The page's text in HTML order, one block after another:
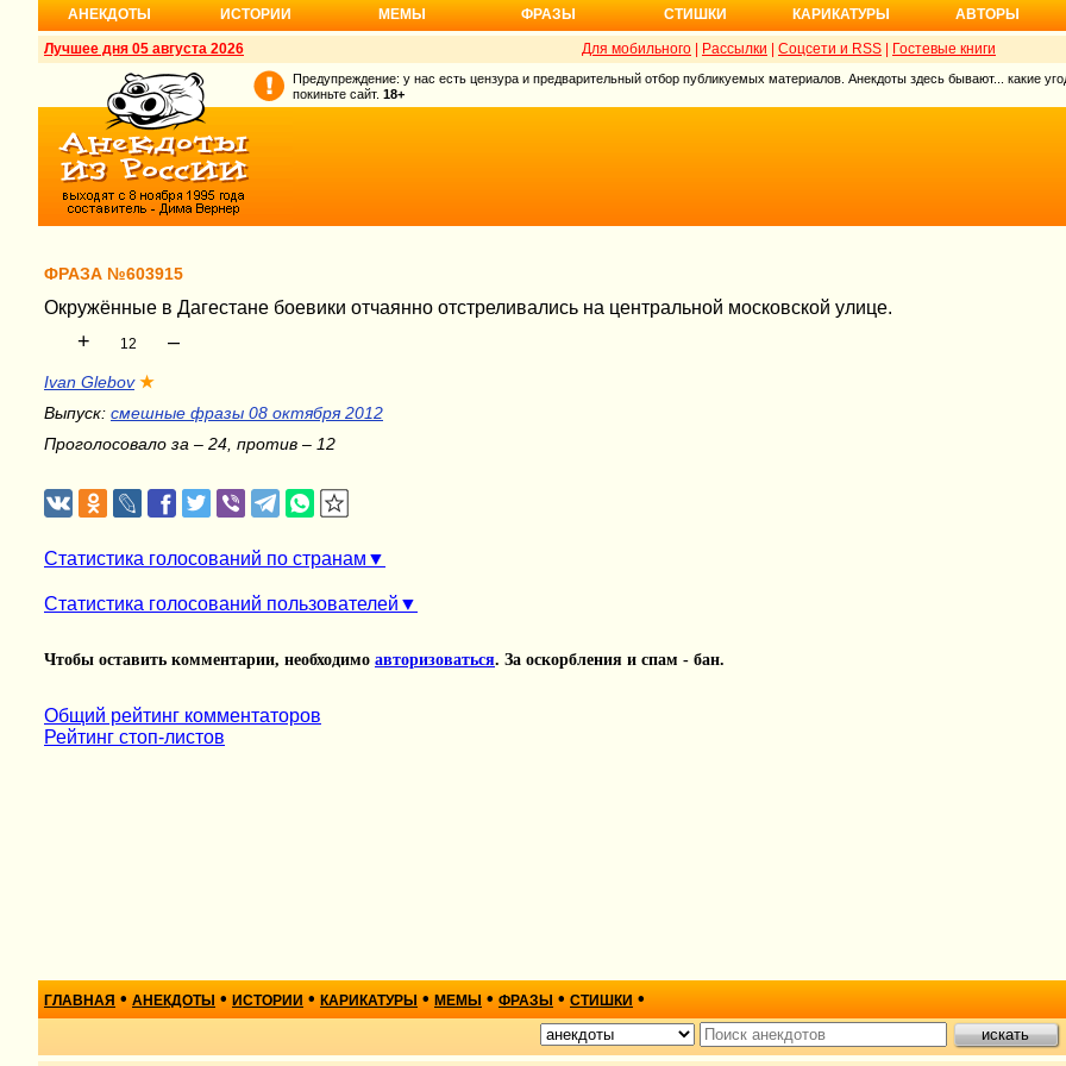
АНЕКДОТЫ ИСТОРИИ МЕМЫ ФРАЗЫ СТИШКИ КАРИКАТУРЫ АВТОРЫ
Лучшее дня 05 августа 2026 Для мобильного Рассылки Соцсети и RSS Гостевые книги
Предупреждение: у нас есть цензура и предварительный отбор публикуемых материалов. Анекдоты здесь бывают... какие
покиньте сайт. 18+
ФРАЗА №603915
Окружённые в Дагестане боевики отчаянно отстреливались на центральной московской улице.
+ 12 –
Ivan Glebov ★
Выпуск: смешные фразы 08 октября 2012
Проголосовало за – 24, против – 12
Статистика голосований по странам
Статистика голосований пользователей
Чтобы оставить комментарии, необходимо авторизоваться. За оскорбления и спам - бан.
Общий рейтинг комментаторов
Рейтинг стоп-листов
ГЛАВНАЯ • АНЕКДОТЫ • ИСТОРИИ • КАРИКАТУРЫ • МЕМЫ • ФРАЗЫ • СТИШКИ •